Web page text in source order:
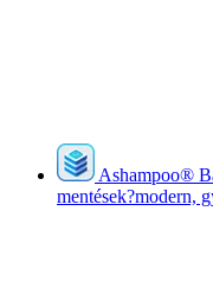
Ashampoo®
mentések?modern,